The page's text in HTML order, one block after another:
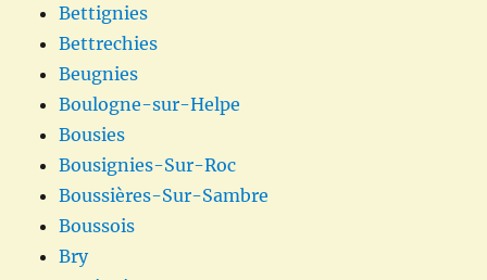
Bettignies
Bettrechies
Beugnies
Boulogne-sur-Helpe
Bousies
Bousignies-Sur-Roc
Boussières-Sur-Sambre
Boussois
Bry